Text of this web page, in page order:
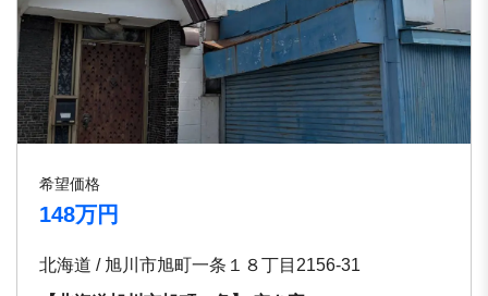
希望価格
148万円
北海道 / 旭川市旭町⼀条１８丁⽬2156-31